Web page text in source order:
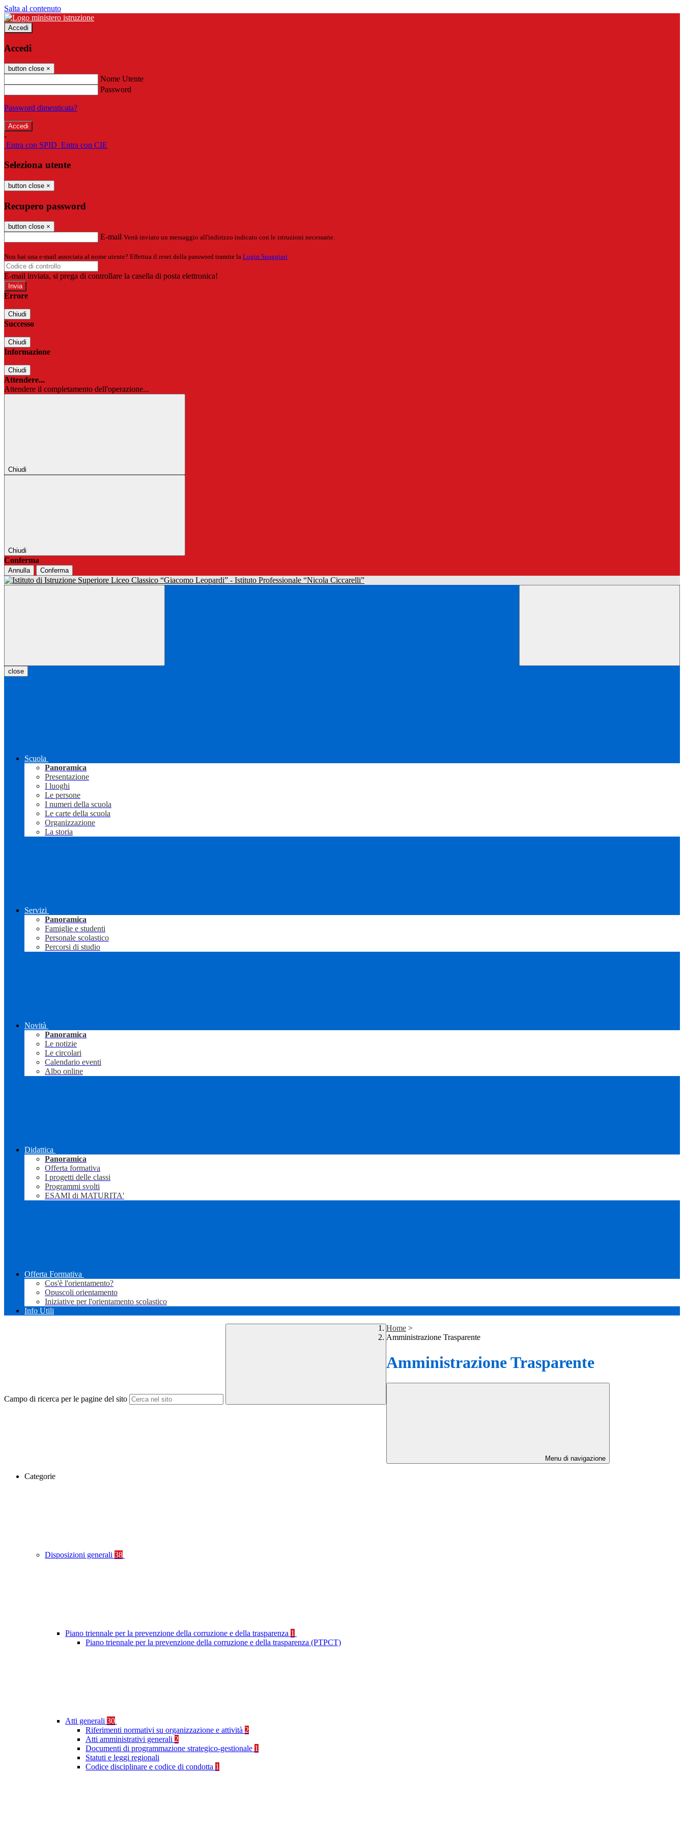
Salta al contenuto
Accedi
Accedi
button close ×
Nome Utente
Password
Password dimenticata?
-
Entra con SPID Entra con CIE
Seleziona utente
button close ×
Recupero password
button close ×
E-mail Verrà inviato un messaggio all'indirizzo indicato con le istruzioni necessarie.
Non hai una e-mail associata al nome utente? Effettua il reset della password tramite la Login Spaggiari
E-mail inviata, si prega di controllare la casella di posta elettronica!
Errore
Chiudi
Successo
Chiudi
Informazione
Chiudi
Attendere...
Attendere il completamento dell'operazione...
Chiudi
Chiudi
Conferma
Annulla Conferma
close
Scuola
Panoramica
Presentazione
I luoghi
Le persone
I numeri della scuola
Le carte della scuola
Organizzazione
La storia
Servizi
Panoramica
Famiglie e studenti
Personale scolastico
Percorsi di studio
Novità
Panoramica
Le notizie
Le circolari
Calendario eventi
Albo online
Didattica
Panoramica
Offerta formativa
I progetti delle classi
Programmi svolti
ESAMI di MATURITA'
Offerta Formativa
Cos'è l'orientamento?
Opuscoli orientamento
Iniziative per l'orientamento scolastico
Info Utili
Campo di ricerca per le pagine del sito
Home >
Amministrazione Trasparente
Amministrazione Trasparente
Menu di navigazione
Categorie
Disposizioni generali 38
Piano triennale per la prevenzione della corruzione e della trasparenza 1
Piano triennale per la prevenzione della corruzione e della trasparenza (PTPCT)
Atti generali 30
Riferimenti normativi su organizzazione e attività 2
Atti amministrativi generali 2
Documenti di programmazione strategico-gestionale 1
Statuti e leggi regionali
Codice disciplinare e codice di condotta 1